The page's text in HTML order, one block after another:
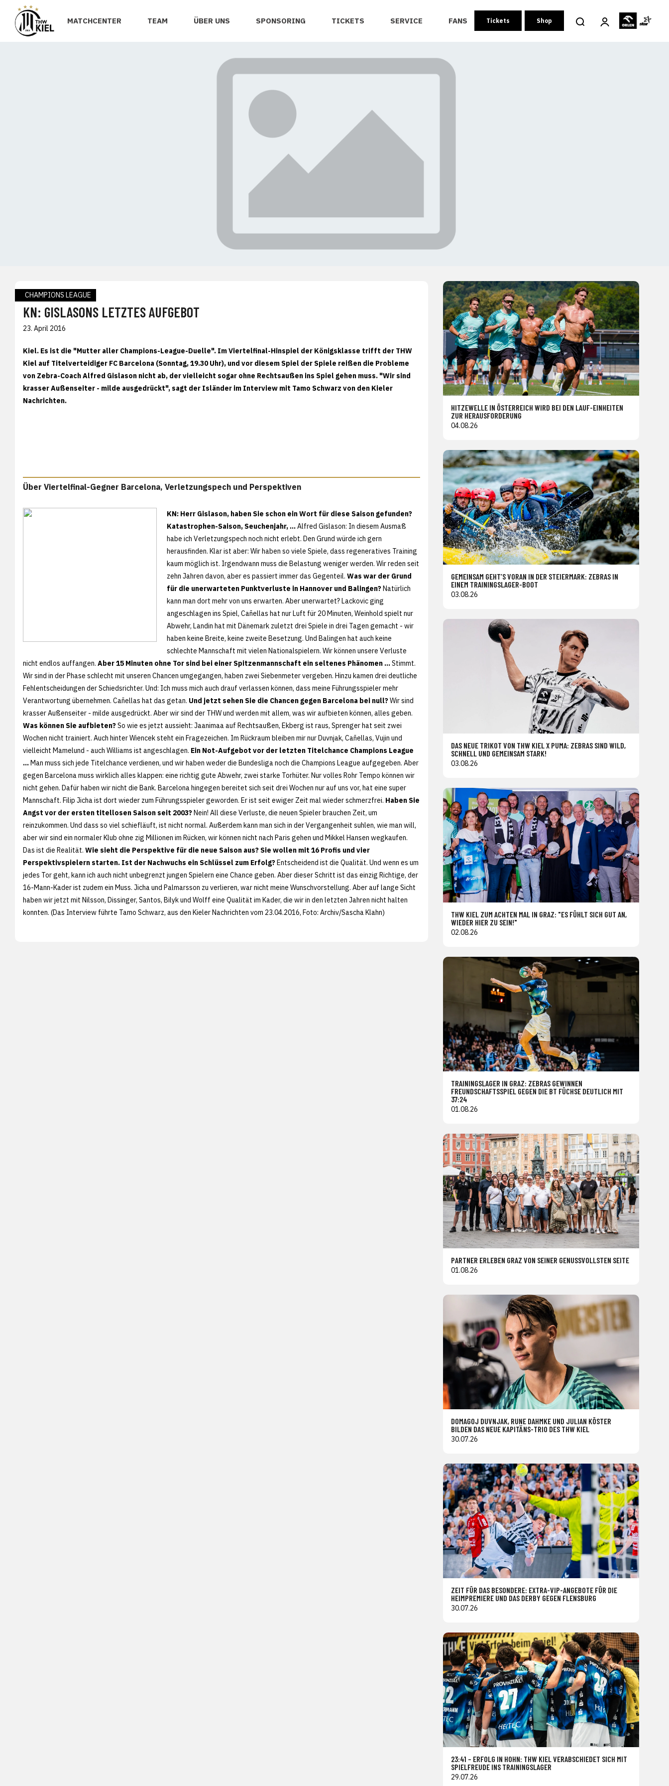
MATCHCENTER TEAM ÜBER UNS SPONSORING TICKETS SERVICE FANS Tickets Shop
CHAMPIONS LEAGUE
KN: GISLASONS LETZTES AUFGEBOT
23. April 2016
Kiel. Es ist die "Mutter aller Champions-League-Duelle". Im Viertelfinal-Hinspiel der Königsklasse trifft der THW
Kiel auf Titelverteidiger FC Barcelona (Sonntag, 19.30 Uhr), und vor diesem Spiel der Spiele reißen die Probleme
von Zebra-Coach Alfred Gislason nicht ab, der vielleicht sogar ohne Rechtsaußen ins Spiel gehen muss. "Wir sind
krasser Außenseiter - milde ausgedrückt", sagt der Isländer im Interview mit Tamo Schwarz von den Kieler
Nachrichten.
Über Viertelfinal-Gegner Barcelona, Verletzungspech und Perspektiven
KN: Herr Gislason, haben Sie schon ein Wort für diese Saison gefunden?
Katastrophen-Saison, Seuchenjahr, ...Alfred Gislason: In diesem Ausmaß
habe ich Verletzungspech noch nicht erlebt. Den Grund würde ich gern
herausfinden. Klar ist aber: Wir haben so viele Spiele, dass regeneratives Training
kaum möglich ist. Irgendwann muss die Belastung weniger werden. Wir reden seit
zehn Jahren davon, aber es passiert immer das Gegenteil. Was war der Grund
für die unerwarteten Punktverluste in Hannover und Balingen?Natürlich
kann man dort mehr von uns erwarten. Aber unerwartet? Lackovic ging
angeschlagen ins Spiel, Cañellas hat nur Luft für 20 Minuten, Weinhold spielt nur
Abwehr, Landin hat mit Dänemark zuletzt drei Spiele in drei Tagen gemacht - wir
haben keine Breite, keine zweite Besetzung. Und Balingen hat auch keine
schlechte Mannschaft mit vielen Nationalspielern. Wir können unsere Verluste
nicht endlos auffangen. Aber 15 Minuten ohne Tor sind bei einer Spitzenmannschaft ein seltenes Phänomen ...Stimmt.
Wir sind in der Phase schlecht mit unseren Chancen umgegangen, haben zwei Siebenmeter vergeben. Hinzu kamen drei deutliche
Fehlentscheidungen der Schiedsrichter. Und: Ich muss mich auch drauf verlassen können, dass meine Führungsspieler mehr
Verantwortung übernehmen. Cañellas hat das getan. Und jetzt sehen Sie die Chancen gegen Barcelona bei null?Wir sind
krasser Außenseiter - milde ausgedrückt. Aber wir sind der THW und werden mit allem, was wir aufbieten können, alles geben.
Was können Sie aufbieten?So wie es jetzt aussieht: Jaanimaa auf Rechtsaußen, Ekberg ist raus, Sprenger hat seit zwei
Wochen nicht trainiert. Auch hinter Wiencek steht ein Fragezeichen. Im Rückraum bleiben mir nur Duvnjak, Cañellas, Vujin und
vielleicht Mamelund - auch Williams ist angeschlagen. Ein Not-Aufgebot vor der letzten Titelchance Champions League
...Man muss sich jede Titelchance verdienen, und wir haben weder die Bundesliga noch die Champions League aufgegeben. Aber
gegen Barcelona muss wirklich alles klappen: eine richtig gute Abwehr, zwei starke Torhüter. Nur volles Rohr Tempo können wir
nicht gehen. Dafür haben wir nicht die Bank. Barcelona hingegen bereitet sich seit drei Wochen nur auf uns vor, hat eine super
Mannschaft. Filip Jicha ist dort wieder zum Führungsspieler geworden. Er ist seit ewiger Zeit mal wieder schmerzfrei. Haben Sie
Angst vor der ersten titellosen Saison seit 2003?Nein! All diese Verluste, die neuen Spieler brauchen Zeit, um
reinzukommen. Und dass so viel schiefläuft, ist nicht normal. Außerdem kann man sich in der Vergangenheit suhlen, wie man will,
aber wir sind ein normaler Klub ohne zig Millionen im Rücken, wir können nicht nach Paris gehen und Mikkel Hansen wegkaufen.
Das ist die Realität. Wie sieht die Perspektive für die neue Saison aus? Sie wollen mit 16 Profis und vier
Perspektivspielern starten. Ist der Nachwuchs ein Schlüssel zum Erfolg?Entscheidend ist die Qualität. Und wenn es um
jedes Tor geht, kann ich auch nicht unbegrenzt jungen Spielern eine Chance geben. Aber dieser Schritt ist das einzig Richtige, der
16-Mann-Kader ist zudem ein Muss. Jicha und Palmarsson zu verlieren, war nicht meine Wunschvorstellung. Aber auf lange Sicht
haben wir jetzt mit Nilsson, Dissinger, Santos, Bilyk und Wolff eine Qualität im Kader, die wir in den letzten Jahren nicht halten
konnten. (Das Interview führte Tamo Schwarz, aus den Kieler Nachrichten vom 23.04.2016, Foto: Archiv/Sascha Klahn)
HITZEWELLE IN ÖSTERREICH WIRD BEI DEN LAUF-EINHEITEN
ZUR HERAUSFORDERUNG
04.08.26
GEMEINSAM GEHT’S VORAN IN DER STEIERMARK: ZEBRAS IN
EINEM TRAININGSLAGER-BOOT
03.08.26
DAS NEUE TRIKOT VON THW KIEL X PUMA: ZEBRAS SIND WILD,
SCHNELL UND GEMEINSAM STARK!
03.08.26
THW KIEL ZUM ACHTEN MAL IN GRAZ: "ES FÜHLT SICH GUT AN,
WIEDER HIER ZU SEIN!"
02.08.26
TRAININGSLAGER IN GRAZ: ZEBRAS GEWINNEN
FREUNDSCHAFTSSPIEL GEGEN DIE BT FÜCHSE DEUTLICH MIT
37:24
01.08.26
PARTNER ERLEBEN GRAZ VON SEINER GENUSSVOLLSTEN SEITE
01.08.26
DOMAGOJ DUVNJAK, RUNE DAHMKE UND JULIAN KÖSTER
BILDEN DAS NEUE KAPITÄNS-TRIO DES THW KIEL
30.07.26
ZEIT FÜR DAS BESONDERE: EXTRA-VIP-ANGEBOTE FÜR DIE
HEIMPREMIERE UND DAS DERBY GEGEN FLENSBURG
30.07.26
23:41 – ERFOLG IN HOHN: THW KIEL VERABSCHIEDET SICH MIT
SPIELFREUDE INS TRAININGSLAGER
29.07.26